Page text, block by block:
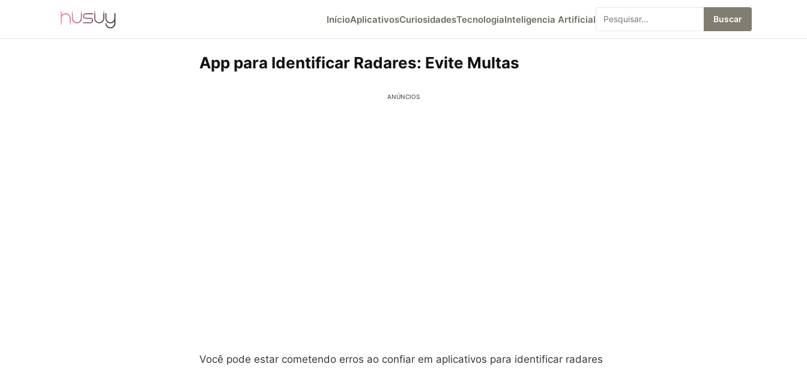
InícioAplicativosCuriosidadesTecnologiaInteligencia Artificial Buscar
App para Identificar Radares: Evite Multas
ANÚNCIOS
Você pode estar cometendo erros ao confiar em aplicativos para identificar radares